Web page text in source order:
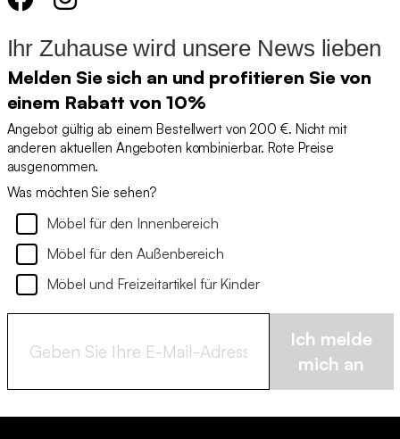
Ihr Zuhause wird unsere News lieben
Melden Sie sich an und profitieren Sie von
einem Rabatt von 10%
Angebot gültig ab einem Bestellwert von 200 €. Nicht mit
anderen aktuellen Angeboten kombinierbar. Rote Preise
ausgenommen.
Was möchten Sie sehen?
Möbel für den Innenbereich
Möbel für den Außenbereich
Möbel und Freizeitartikel für Kinder
Ich melde
mich an